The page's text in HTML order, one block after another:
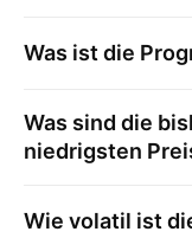
Was ist die
Was sind die
niedrigsten
Wie volatil ist